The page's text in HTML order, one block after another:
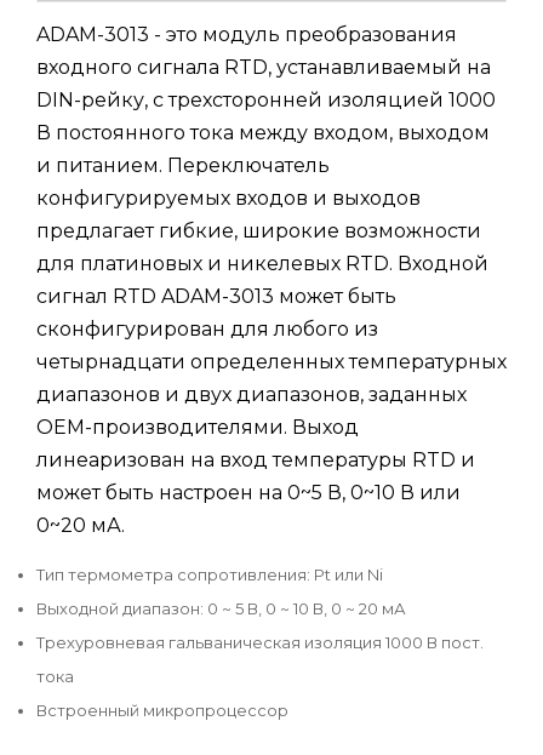
ADAM-3013 - это модуль преобразования
входного сигнала RTD, устанавливаемый на
DIN-рейку, с трехсторонней изоляцией 1000
В постоянного тока между входом, выходом
и питанием. Переключатель
конфигурируемых входов и выходов
предлагает гибкие, широкие возможности
для платиновых и никелевых RTD. Входной
сигнал RTD ADAM-3013 может быть
сконфигурирован для любого из
четырнадцати определенных температурных
диапазонов и двух диапазонов, заданных
OEM-производителями. Выход
линеаризован на вход температуры RTD и
может быть настроен на 0~5 В, 0~10 В или
0~20 мА.
Тип термометра сопротивления: Pt или Ni
Выходной диапазон: 0 ~ 5 В, 0 ~ 10 В, 0 ~ 20 мА
Трехуровневая гальваническая изоляция 1000 В пост.
тока
Встроенный микропроцессор